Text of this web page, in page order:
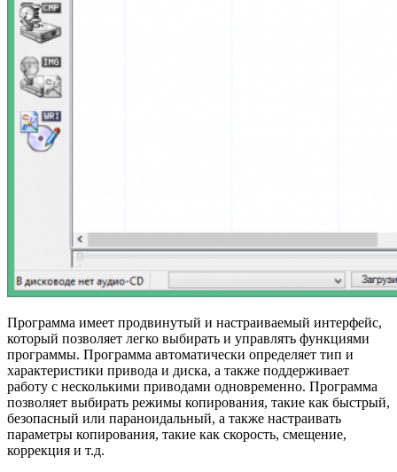
Программа имеет продвинутый и настраиваемый интерфейс,
который позволяет легко выбирать и управлять функциями
программы. Программа автоматически определяет тип и
характеристики привода и диска, а также поддерживает
работу с несколькими приводами одновременно. Программа
позволяет выбирать режимы копирования, такие как быстрый,
безопасный или параноидальный, а также настраивать
параметры копирования, такие как скорость, смещение,
коррекция и т.д.